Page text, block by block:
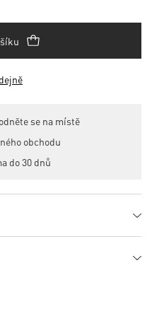
se na místě
obchodu
do 30 dnů